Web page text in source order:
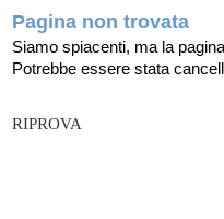
Pagina non trovata
Siamo spiacenti, ma la
Potrebbe essere stata
RIPROVA